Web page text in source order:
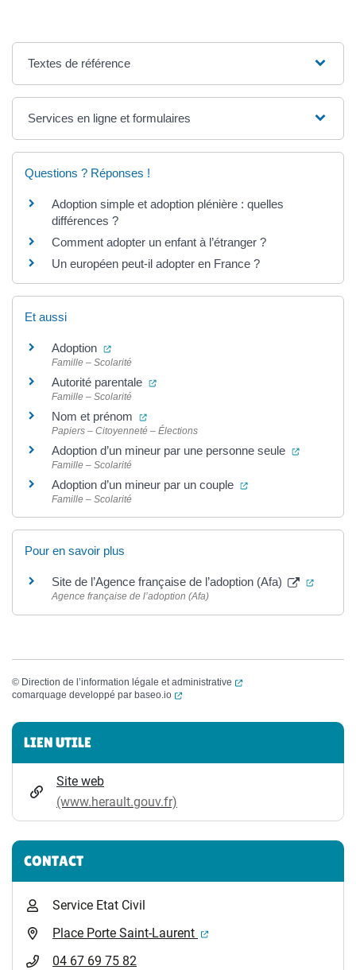
Textes de référence
Services en ligne et formulaires
Questions ? Réponses !
Adoption simple et adoption plénière : quelles
différences ?
Comment adopter un enfant à l’étranger ?
Un européen peut-il adopter en France ?
Et aussi
Adoption (ouverture dans un nouvel onglet)
Famille – Scolarité
Autorité parentale (ouverture dans un nouvel onglet)
Famille – Scolarité
Nom et prénom (ouverture dans un nouvel onglet)
Papiers – Citoyenneté – Élections
Adoption d’un mineur par une personne seule (ouverture
Famille – Scolarité
Adoption d’un mineur par un couple (ouverture dans un
Famille – Scolarité
Pour en savoir plus
Site de l’Agence française de l’adoption (Afa)
Agence française de l’adoption (Afa)
© Direction de l’information légale et administrative
(ouverture dans un
comarquage developpé par baseo.io (ouverture dans un nouvel onglet)
Informations complémentaires
LIEN UTILE
Site web
(www.herault.gouv.fr)
CONTACT
Service Etat Civil
Place Porte Saint-Laurent
(ouverture dans un
04 67 69 75 82